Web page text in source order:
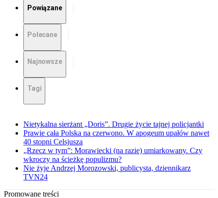
Powiązane
Polecane
Najnowsze
Tagi
Nietykalna sierżant „Doris”. Drugie życie tajnej policjantki
Prawie cała Polska na czerwono. W apogeum upałów nawet
40 stopni Celsjusza
„Rzecz w tym”: Morawiecki (na razie) umiarkowany. Czy
wkroczy na ścieżkę populizmu?
Nie żyje Andrzej Morozowski, publicysta, dziennikarz
TVN24
Promowane treści